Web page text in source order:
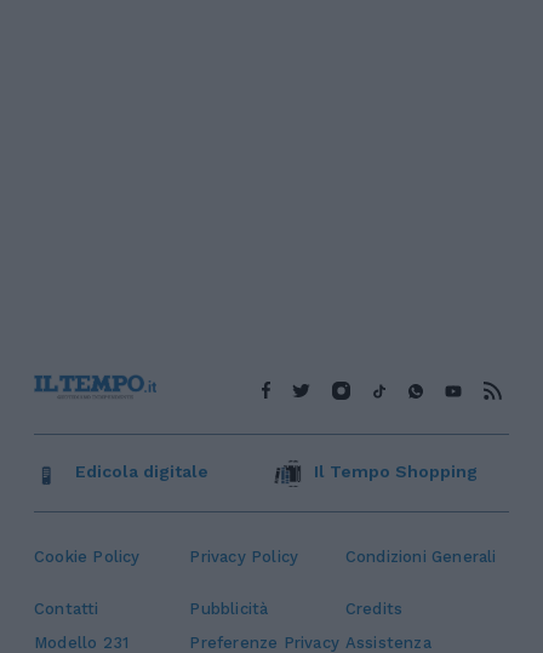
Cookie Policy Privacy Policy Condizioni Generali
Contatti Pubblicità
Credits
Modello 231
Preferenze Privacy Assistenza
Edicola digitale Il Tempo Shopping